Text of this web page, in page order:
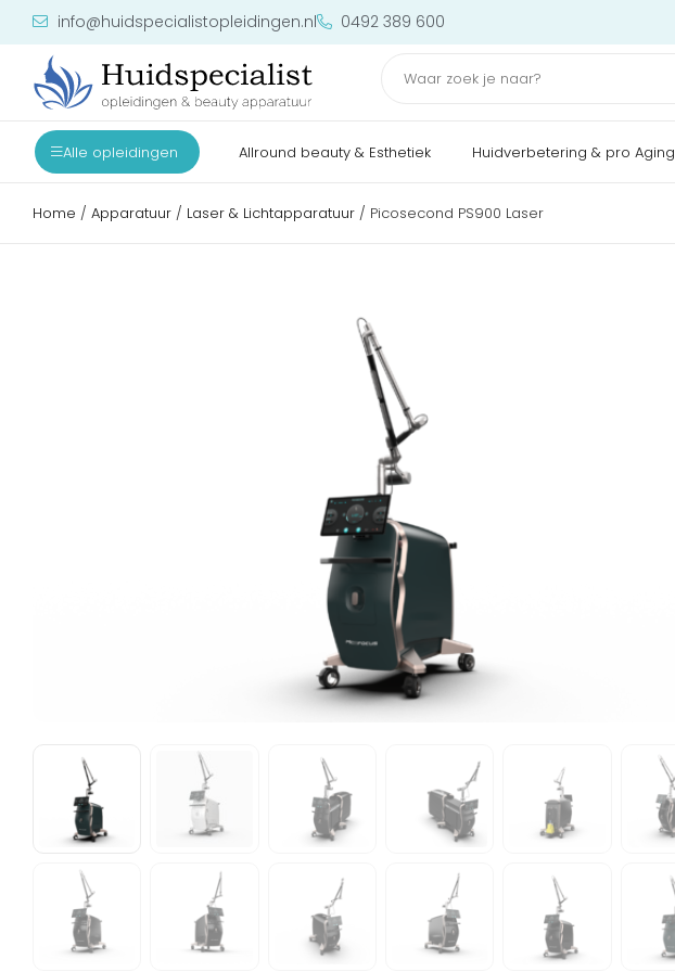
info@huidspecialistopleidingen.nl 0492 389 600
Alle opleidingen Allround beauty & Esthetiek Huidverbetering & pro Aging
Home / Apparatuur / Laser & Lichtapparatuur / Picosecond PS900 Laser